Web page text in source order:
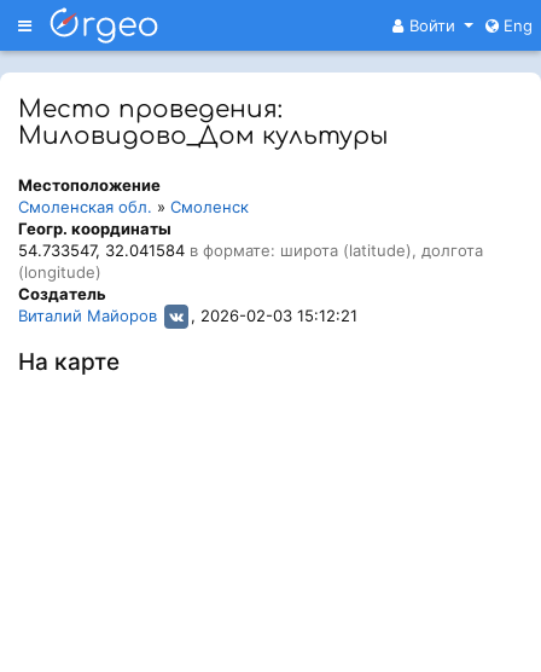
Меню Войти Eng
Место проведения:
Миловидово_Дом культуры
Местоположение
Смоленская обл. » Смоленск
Геогр. координаты
54.733547, 32.041584 в формате: широта (latitude), долгота
(longitude)
Создатель
Виталий Майоров
, 2026-02-03 15:12:21
На карте